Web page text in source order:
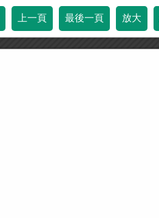
上一頁 最後一頁 放大